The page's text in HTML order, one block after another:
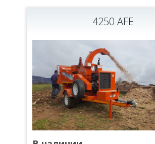
4250 AFE